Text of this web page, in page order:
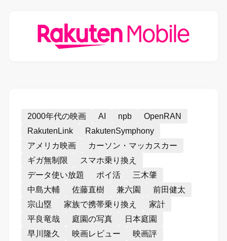
2000年代の映画 AI npb
OpenRAN
RakutenLink
RakutenSymphony
アメリカ映画
カーソン・マッカスカー
ギガ無制限
スマホ乗り換え
データ使い放題
ポイ活
三木肇
中島大輔
佐藤直樹 兼六園
前田健太
宗山塁
家族で携帯乗り換え
家計
平良竜哉
庭園の写真
日本庭園
早川隆久
映画レビュー
映画評